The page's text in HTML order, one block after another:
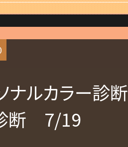
ナルカラー診断
断 7/19